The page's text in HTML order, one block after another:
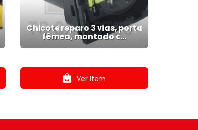
Chicote reparo 3 vias, porta
fêmea, montado c...
Ver Item